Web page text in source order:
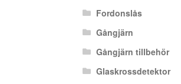
Fordonslås
Gångjärn
Gångjärn tillbehör
Glaskrossdetektor